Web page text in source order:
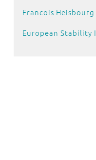
Francois Heisbourg
European Stability